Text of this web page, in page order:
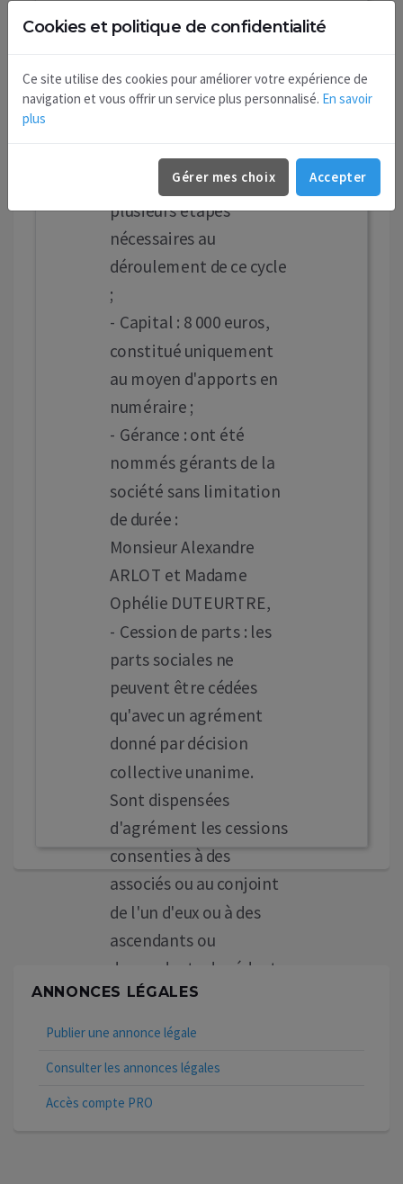
d'activités
correspondant à la
maîtrise et à
l'exploitation d'un cycle
végétal ou animal et
constituant une ou
plusieurs étapes
nécessaires au
déroulement de ce cycle
;
- Capital : 8 000 euros,
constitué uniquement
au moyen d'apports en
numéraire ;
- Gérance : ont été
nommés gérants de la
société sans limitation
de durée :
Monsieur Alexandre
ARLOT et Madame
Ophélie DUTEURTRE,
- Cession de parts : les
parts sociales ne
peuvent être cédées
qu'avec un agrément
donné par décision
collective unanime.
Sont dispensées
d'agrément les cessions
consenties à des
associés ou au conjoint
de l'un d'eux ou à des
ascendants ou
descendants du cédant.
POUR AVIS
La gérance
ANNONCES LÉGALES
Publier une annonce légale
Consulter les annonces légales
Accès compte PRO
Cookies et politique de confidentialité
Ce site utilise des cookies pour améliorer votre expérience de
navigation et vous offrir un service plus personnalisé. En savoir
plus
Gérer mes choix Accepter